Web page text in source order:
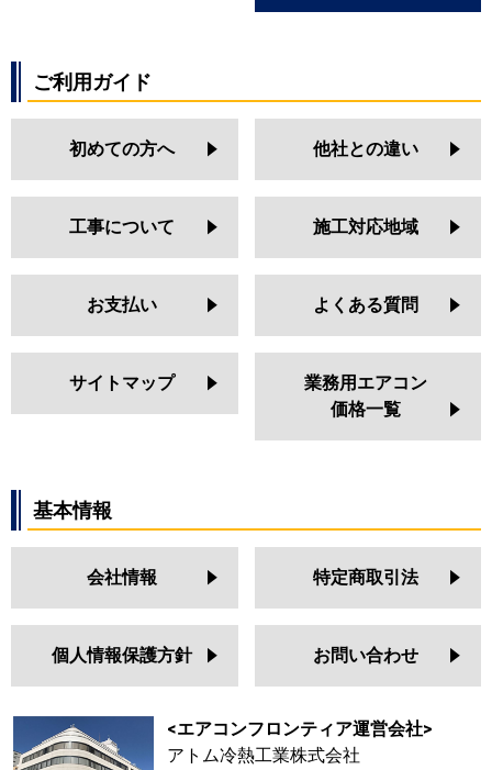
ご利用ガイド
初めての方へ 他社との違い
工事について 施工対応地域
お支払い よくある質問
サイトマップ
業務用エアコン
価格一覧
基本情報
会社情報 特定商取引法
個人情報保護方針 お問い合わせ
<エアコンフロンティア運営会社>
アトム冷熱工業株式会社